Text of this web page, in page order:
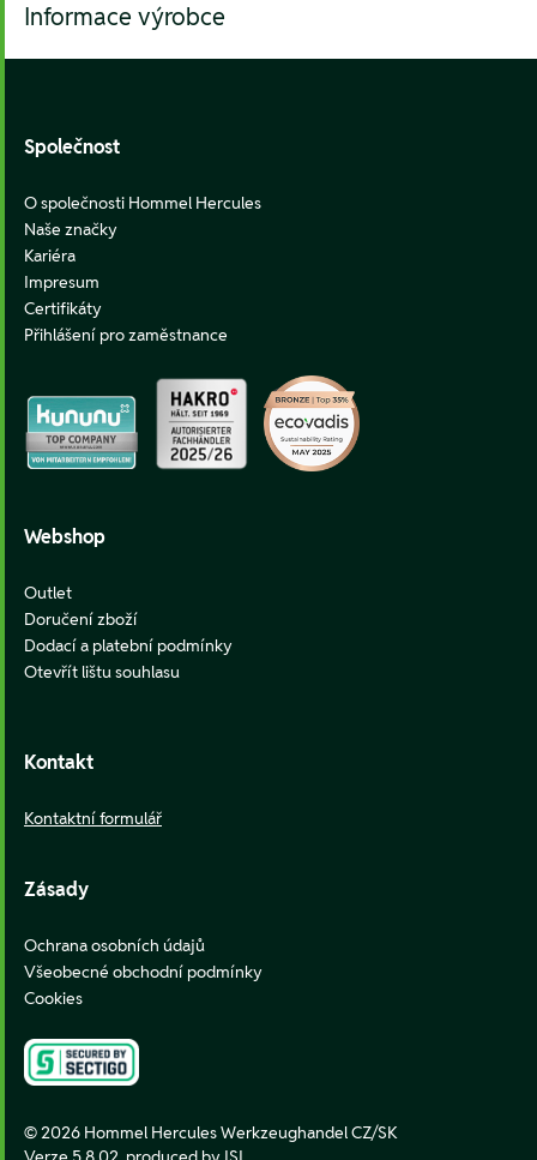
Informace výrobce
Společnost
O společnosti Hommel Hercules
Naše značky
Kariéra
Impresum
Certifikáty
Přihlášení pro zaměstnance
Webshop
Outlet
Doručení zboží
Dodací a platební podmínky
Otevřít lištu souhlasu
Kontakt
Kontaktní formulář
Zásady
Ochrana osobních údajů
Všeobecné obchodní podmínky
Cookies
© 2026 Hommel Hercules Werkzeughandel CZ/SK